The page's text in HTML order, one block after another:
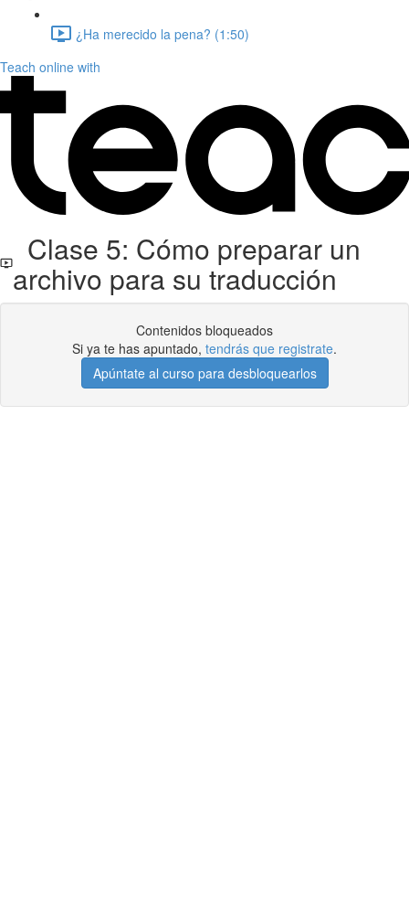
¿Ha merecido la pena? (1:50)
Teach online with
Clase 5: Cómo preparar un
archivo para su traducción
Contenidos bloqueados
Si ya te has apuntado, tendrás que registrate.
Apúntate al curso para desbloquearlos